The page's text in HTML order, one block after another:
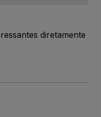
diretamente